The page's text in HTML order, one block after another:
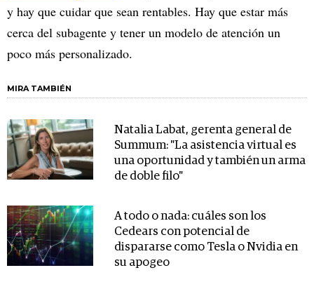
y hay que cuidar que sean rentables. Hay que estar más
cerca del subagente y tener un modelo de atención un
poco más personalizado.
MIRA TAMBIÉN
Natalia Labat, gerenta general de
Summum: "La asistencia virtual es
una oportunidad y también un arma
de doble filo"
A todo o nada: cuáles son los
Cedears con potencial de
dispararse como Tesla o Nvidia en
su apogeo